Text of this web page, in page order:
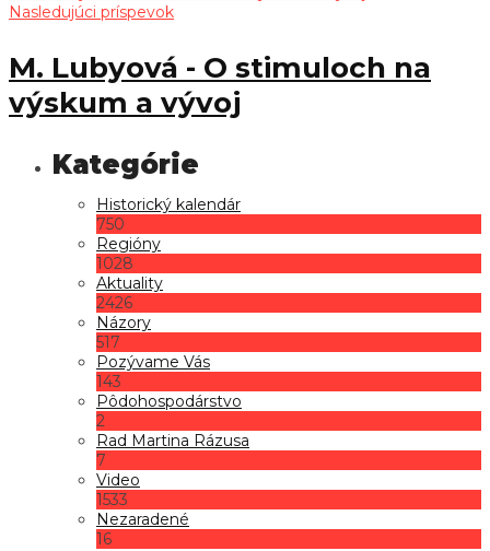
Nasledujúci príspevok
M. Lubyová - O stimuloch na
výskum a vývoj
Historický kalendár
750
Regióny
1028
Aktuality
2426
Názory
517
Pozývame Vás
143
Pôdohospodárstvo
2
Rad Martina Rázusa
7
Video
1533
Nezaradené
16